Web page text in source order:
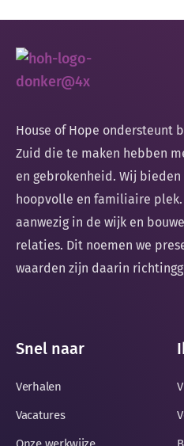
House of Hope ondersteunt
Zuid die te maken hebben
en gebrokenheid. Wij
hoopvolle en familiaire plek.
aanwezig in de wijk en
relaties. Dit noemen we
waarden zijn daarin
Snel naar
Verhalen
Vacatures